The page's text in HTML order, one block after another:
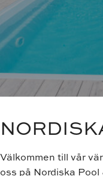
Välkommen till vår
oss på Nordiska